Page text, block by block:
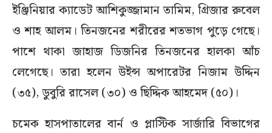
ইঞ্জিনিয়ার ক্যাডেট আশিকুজ্জামান তামিম, গ্রিজার রুবেল
ও শাহ আলম। তিনজনের শরীরের শতভাগ পুড়ে গেছে।
পাশে থাকা জাহাজ ডিজনির তিনজনের হালকা আঁচ
লেগেছে। তারা হলেন উইন্স অপারেটর নিজাম উদ্দিন
(৩৫), ডুবুরি রাসেল (৩০) ও ছিদ্দিক আহমেদ (৫০)।
চমেক হাসপাতালের বার্ন ও প্লাস্টিক সার্জারি বিভাগের